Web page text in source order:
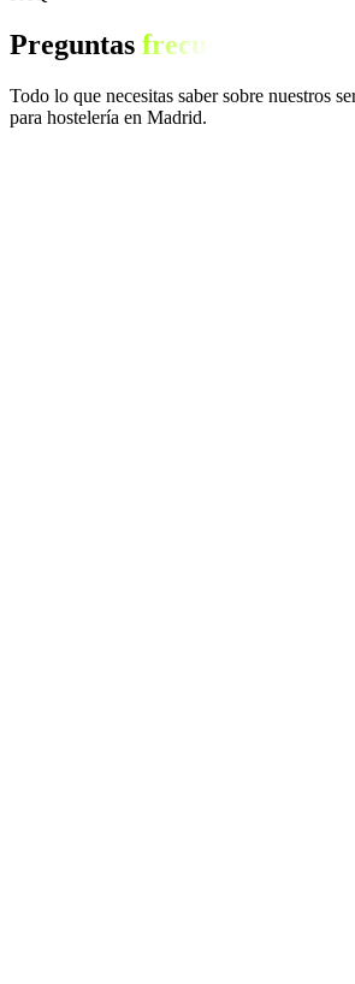
Preguntas frecuentes
Todo lo que necesitas saber sobre nuestros
para hostelería en Madrid.